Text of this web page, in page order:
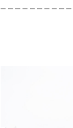
– – – – – – – – –